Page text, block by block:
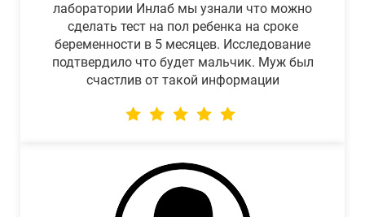
лаборатории Инлаб мы узнали что можно
сделать тест на пол ребенка на сроке
беременности в 5 месяцев. Исследование
подтвердило что будет мальчик. Муж был
счастлив от такой информации